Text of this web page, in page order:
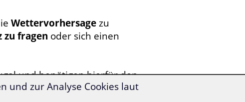
Wettervorhersage zu
zu fragen oder sich einen
und benötigen hierfür den
Hilfe zu bekommen oder den
und zur Analyse Cookies laut